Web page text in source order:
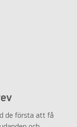
de första att få